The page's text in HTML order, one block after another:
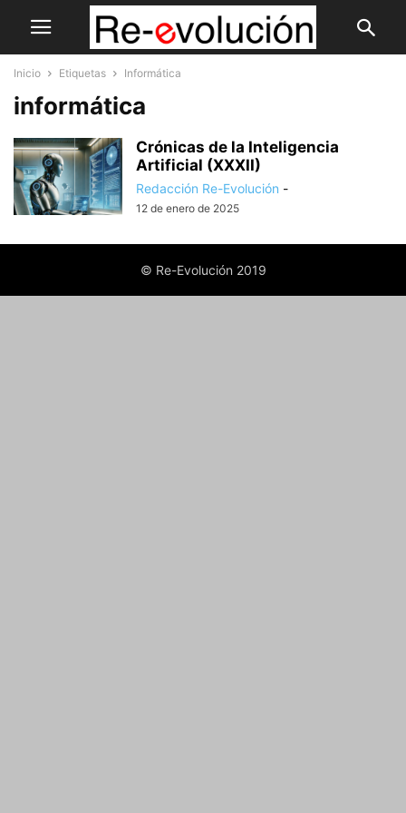
Inicio Etiquetas Informática
informática
Crónicas de la Inteligencia
Artificial (XXXII)
Redacción Re-Evolución -
12 de enero de 2025
© Re-Evolución 2019